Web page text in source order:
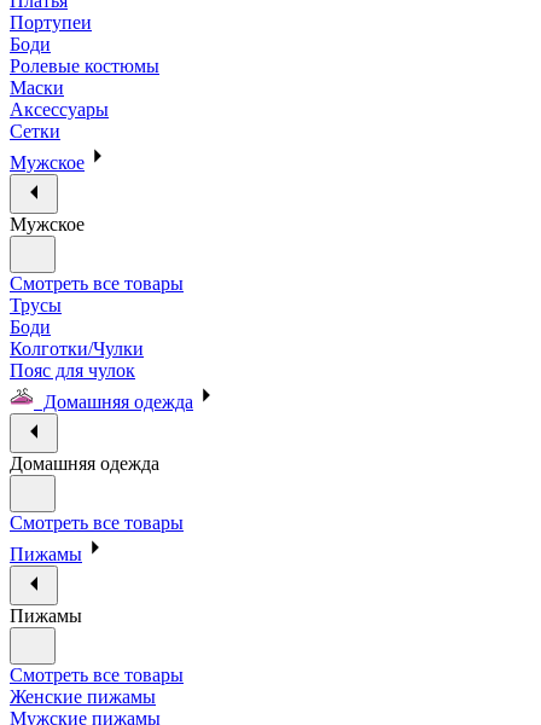
Портупеи
Боди
Ролевые костюмы
Маски
Аксессуары
Сетки
Мужское
Мужское
Смотреть все товары
Трусы
Боди
Колготки/Чулки
Пояс для чулок
Домашняя одежда
Домашняя одежда
Смотреть все товары
Пижамы
Пижамы
Смотреть все товары
Женские пижамы
Мужские пижамы